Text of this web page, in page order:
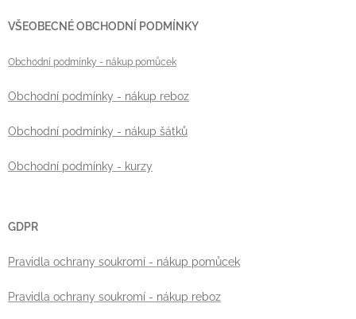
VŠEOBECNÉ OBCHODNÍ PODMÍNKY
Obchodní podmínky - nákup pomůcek
Obchodní podmínky - nákup reboz
Obchodní podmínky - nákup šátků
Obchodní podmínky - kurzy
GDPR
Pravidla ochrany soukromí - nákup pomůcek
Pravidla ochrany soukromí - nákup reboz